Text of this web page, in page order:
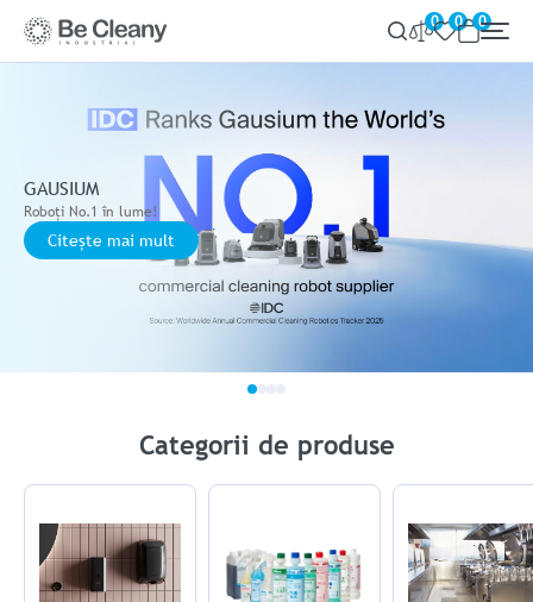
0 0 0
GAUSIUM
Roboți No.1 în lume!
Citeşte mai mult
Categorii de produse